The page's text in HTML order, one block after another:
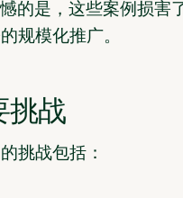
的是，这些案例损害
规模化推广。
挑战
挑战包括：